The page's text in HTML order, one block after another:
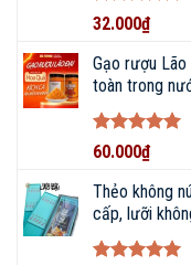
KẾT
Được xếp
55
sao
32.000₫
Gạo rượu
toàn trong
Được xếp
55
sao
60.000₫
Thẻo không
cấp, lưỡi